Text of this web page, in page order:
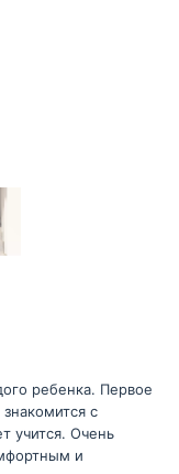
ребенка. Первое
с
учится. Очень
и